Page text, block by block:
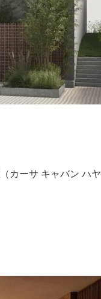
（カーサ キャバン ハヤ